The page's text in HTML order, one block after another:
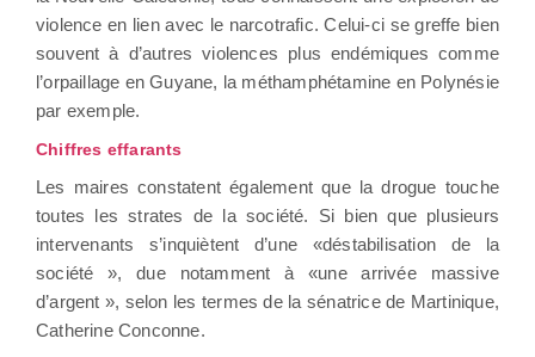
violence en lien avec le narcotrafic. Celui-ci se greffe bien
souvent à d’autres violences plus endémiques comme
l’orpaillage en Guyane, la méthamphétamine en Polynésie
par exemple.
Chiffres effarants
Les maires constatent également que la drogue touche
toutes les strates de la société. Si bien que plusieurs
intervenants s’inquiètent d’une «déstabilisation de la
société », due notamment à «une arrivée massive
d’argent », selon les termes de la sénatrice de Martinique,
Catherine Conconne.